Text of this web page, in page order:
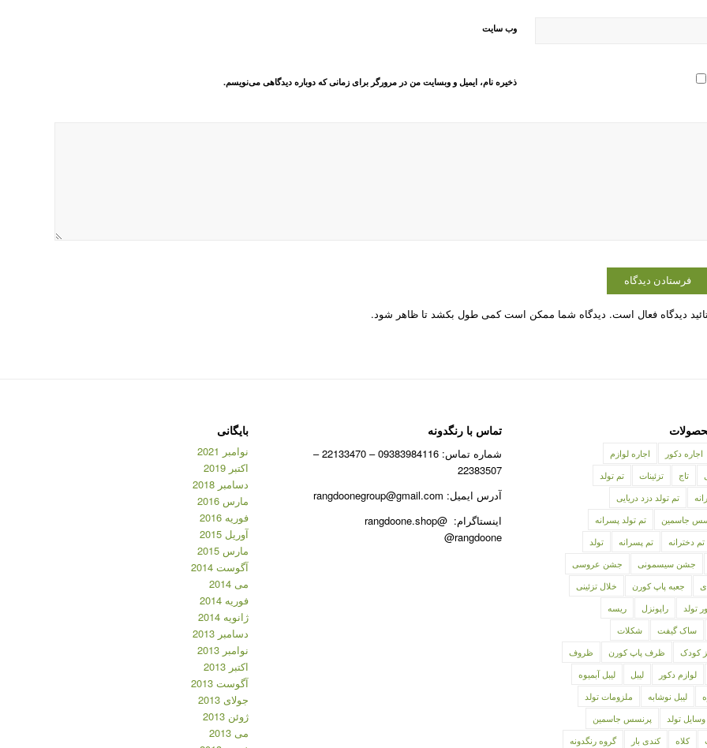
وب‌ سایت
ذخیره نام، ایمیل و وبسایت من در مرورگر برای زمانی که دوباره دیدگاهی می‌نویسم.
دیدگاه فعال است. دیدگاه شما ممکن است کمی طول بکشد تا ظاهر شود.
اجاره دکور
اجاره لوازم
تاج تزئینات
تم تولد
تم تولد دزد دریایی
جاسمین
تم تولد پسرانه
تم دخترانه تم پسرانه
تولد
جشن سیسمونی
جشن عروسی
جعبه پاپ کورن
خلال تزئینی
تولد راپونزل
ریسه
ساک گیفت
شکلات
کودک
ظرف پاپ کورن
ظروف
لوازم دکور لیبل
لیبل آبمیوه
لیبل نوشابه
ملزومات تولد
وسایل تولد
پرنسس جاسمین
کلاه کندی بار گروه رنگدونه
تماس با رنگدونه
شماره تماس: 09383984116 – 22133470 –
22383507
آدرس ایمیل: rangdoonegroup@gmail.com
اینستاگرام: @rangdoone.shop
@rangdoone
بایگانی
نوامبر 2021
اکتبر 2019
دسامبر 2018
مارس 2016
فوریه 2016
آوریل 2015
مارس 2015
آگوست 2014
می 2014
فوریه 2014
ژانویه 2014
دسامبر 2013
نوامبر 2013
اکتبر 2013
آگوست 2013
جولای 2013
ژوئن 2013
می 2013